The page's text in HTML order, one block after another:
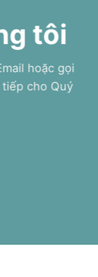
tôi
hoặc gọi
cho Quý